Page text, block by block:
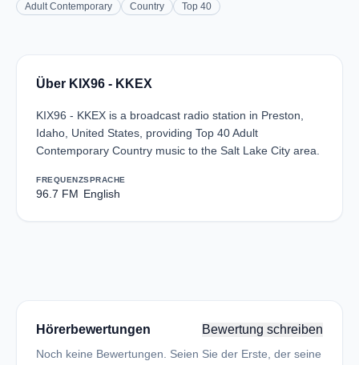
Adult Contemporary Country Top 40
Über KIX96 - KKEX
KIX96 - KKEX is a broadcast radio station in Preston,
Idaho, United States, providing Top 40 Adult
Contemporary Country music to the Salt Lake City area.
FREQUENZ
96.7 FM
SPRACHE
English
Hörerbewertungen Bewertung schreiben
Noch keine Bewertungen. Seien Sie der Erste, der seine